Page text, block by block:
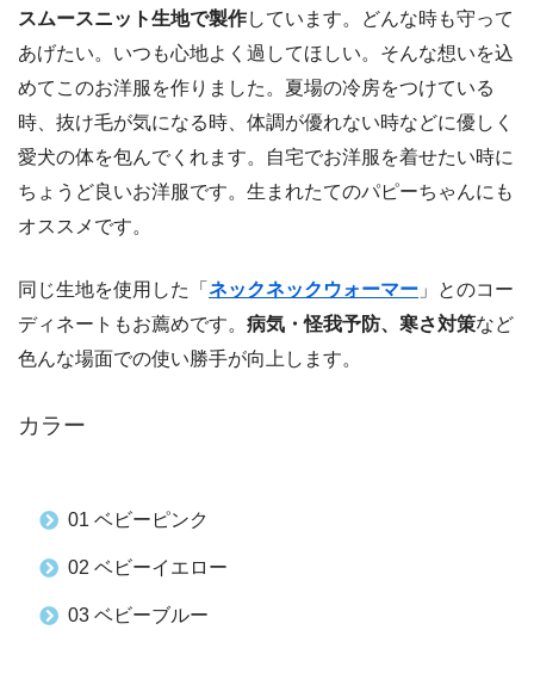
スムースニット生地で製作しています。どんな時も守って
あげたい。いつも心地よく過してほしい。そんな想いを込
めてこのお洋服を作りました。夏場の冷房をつけている
時、抜け毛が気になる時、体調が優れない時などに優しく
愛犬の体を包んでくれます。自宅でお洋服を着せたい時に
ちょうど良いお洋服です。生まれたてのパピーちゃんにも
オススメです。
同じ生地を使用した「 ネックネックウォーマー 」とのコー
ディネートもお薦めです。 病気・怪我予防、寒さ対策など
色んな場面での使い勝手が向上します。
カラー
01 ベビーピンク
02 ベビーイエロー
03 ベビーブルー